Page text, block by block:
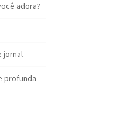
adora?
jornal
profunda